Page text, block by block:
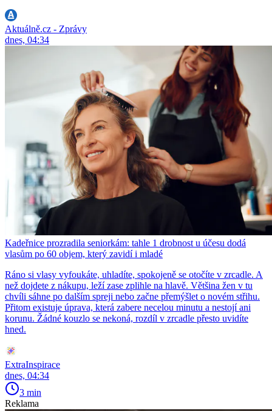
Aktuálně.cz - Zprávy
dnes, 04:34
Kadeřnice prozradila seniorkám: tahle 1 drobnost u účesu dodá
vlasům po 60 objem, který zavidí i mladé
Ráno si vlasy vyfoukáte, uhladíte, spokojeně se otočíte v zrcadle. A
než dojdete z nákupu, leží zase zplihle na hlavě. Většina žen v tu
chvíli sáhne po dalším spreji nebo začne přemýšlet o novém střihu.
Přitom existuje úprava, která zabere necelou minutu a nestojí ani
korunu. Žádné kouzlo se nekoná, rozdíl v zrcadle přesto uvidíte
hned.
ExtraInspirace
dnes, 04:34
3 min
Reklama